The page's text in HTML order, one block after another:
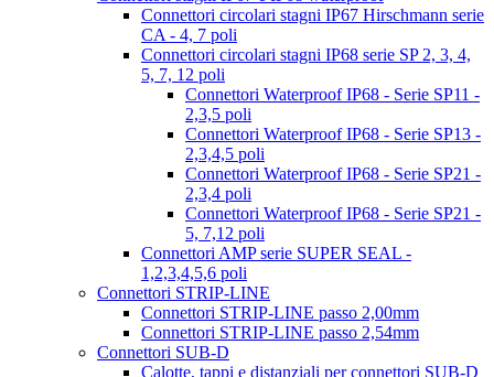
Connettori circolari stagni IP67 Hirschmann serie
CA - 4, 7 poli
Connettori circolari stagni IP68 serie SP 2, 3, 4,
5, 7, 12 poli
Connettori Waterproof IP68 - Serie SP11 -
2,3,5 poli
Connettori Waterproof IP68 - Serie SP13 -
2,3,4,5 poli
Connettori Waterproof IP68 - Serie SP21 -
2,3,4 poli
Connettori Waterproof IP68 - Serie SP21 -
5, 7,12 poli
Connettori AMP serie SUPER SEAL -
1,2,3,4,5,6 poli
Connettori STRIP-LINE
Connettori STRIP-LINE passo 2,00mm
Connettori STRIP-LINE passo 2,54mm
Connettori SUB-D
Calotte, tappi e distanziali per connettori SUB-D